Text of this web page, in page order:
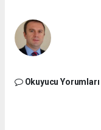
Okuyucu Yorumları